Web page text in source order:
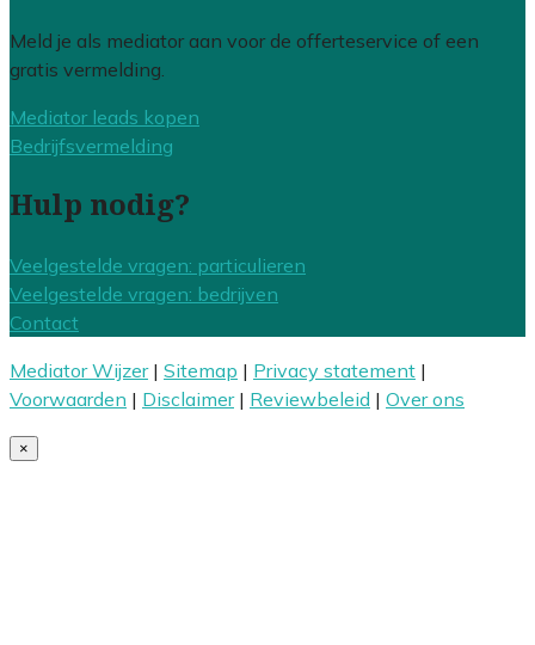
Meld je als mediator aan voor de offerteservice of een
gratis vermelding.
Mediator leads kopen
Bedrijfsvermelding
Hulp nodig?
Veelgestelde vragen: particulieren
Veelgestelde vragen: bedrijven
Contact
Mediator Wijzer| Sitemap | Privacy statement |
Voorwaarden | Disclaimer| Reviewbeleid | Over ons
×